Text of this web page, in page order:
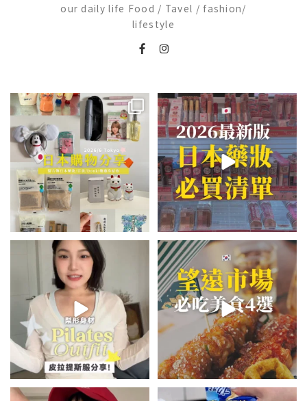
our daily life Food / Tavel / fashion/
lifestyle
💭留言「免費」傳日本藥妝店/百
貨/機場/Donki/折價券給你...
75 22
2026🇯🇵日本藥妝店必買什麼
日本最近紅什麼？...
118 20
💭留言「美背」傳🔗給你！
🏷️#吉推韓國 🇰🇷
...
48 20
\🇰🇷韓國望遠市場4家必吃美食
😋/
💭留言「望遠市場」傳地址給你
340 59
summer outfit⋆.˚✮🎧✮˚.⋆
\🇯🇵日本爆紅!超商版Affogato